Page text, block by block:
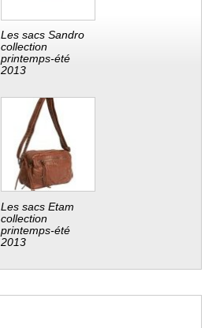
Les sacs Sandro
collection
printemps-été
2013
Les sacs Etam
collection
printemps-été
2013